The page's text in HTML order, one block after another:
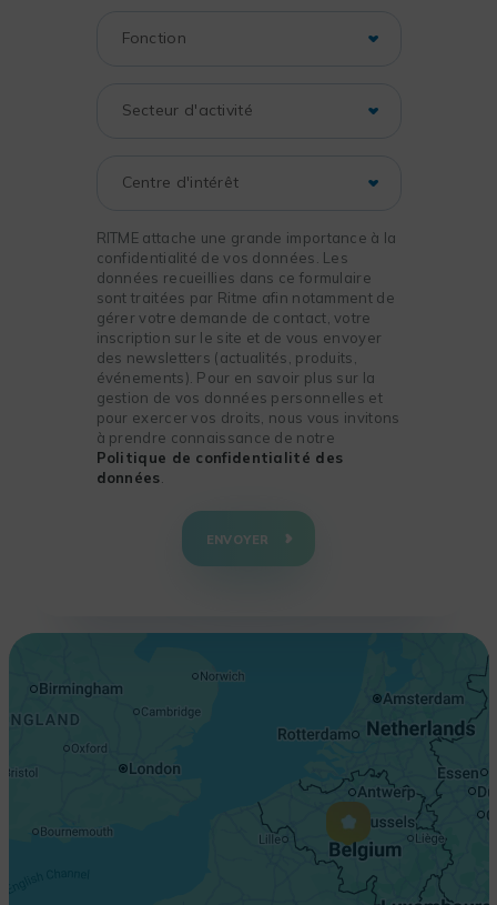
RITME attache une grande importance à la
confidentialité de vos données. Les
données recueillies dans ce formulaire
sont traitées par Ritme afin notamment de
gérer votre demande de contact, votre
inscription sur le site et de vous envoyer
des newsletters (actualités, produits,
événements). Pour en savoir plus sur la
gestion de vos données personnelles et
pour exercer vos droits, nous vous invitons
à prendre connaissance de notre
Politique de confidentialité des
données
ENVOYER